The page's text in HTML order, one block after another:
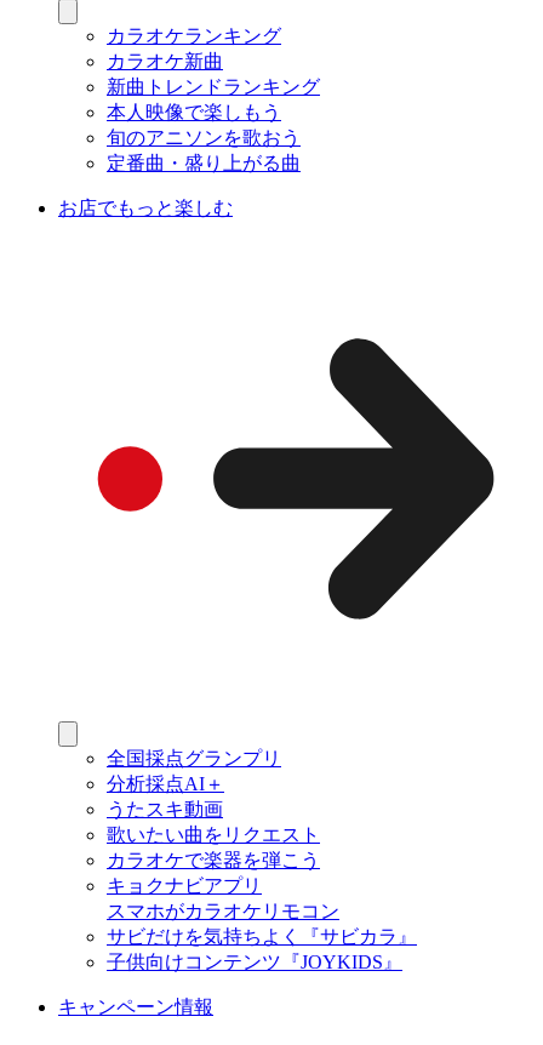
カラオケランキング
カラオケ新曲
新曲トレンドランキング
本人映像で楽しもう
旬のアニソンを歌おう
定番曲・盛り上がる曲
お店でもっと楽しむ
全国採点グランプリ
分析採点AI＋
うたスキ動画
歌いたい曲をリクエスト
カラオケで楽器を弾こう
キョクナビアプリ
スマホがカラオケリモコン
サビだけを気持ちよく『サビカラ』
子供向けコンテンツ『JOYKIDS』
キャンペーン情報